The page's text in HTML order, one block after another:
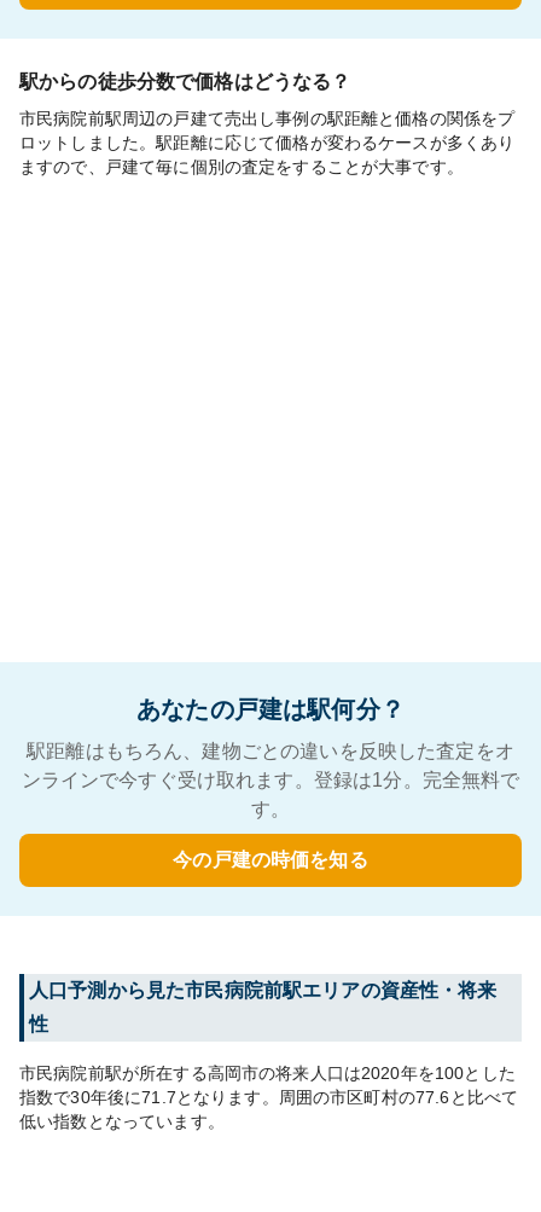
駅からの徒歩分数で価格はどうなる？
市民病院前駅周辺の戸建て売出し事例の駅距離と価格の関係をプ
ロットしました。駅距離に応じて価格が変わるケースが多くあり
ますので、戸建て毎に個別の査定をすることが大事です。
あなたの戸建は駅何分？
駅距離はもちろん、建物ごとの違いを反映した査定をオ
ンラインで今すぐ受け取れます。登録は1分。完全無料で
す。
今の戸建の時価を知る
人口予測から見た市民病院前駅エリアの資産性・将来
性
市民病院前駅が所在する高岡市の将来人口は2020年を100とした
指数で30年後に71.7となります。 周囲の市区町村の77.6 と比べて
低い指数となっています。